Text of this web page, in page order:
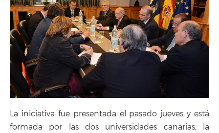
La iniciativa fue presentada el pasado jueves y está
formada por las dos universidades canarias, la